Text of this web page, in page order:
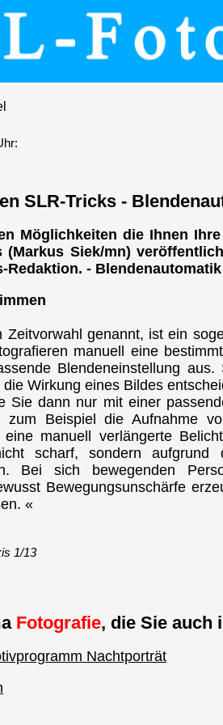
SLR-Tricks -
Möglichkeiten die Ihnen
Siek/mn)
Redaktion. - Blendenautomatik
Zeitvorwahl genannt, ist ein
manuell eine
Blendeneinstellung
Wirkung eines Bildes
Sie dann nur mit einer
zum Beispiel die Aufnahme
manuell verlängerte
scharf, sondern
Bei sich bewegenden
Bewegungsunschärfe
«
1/13
Fotografie, die Sie auch
Nachtporträt